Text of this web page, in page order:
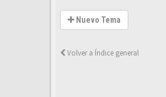
Nuevo Tema
Volver a Índice general